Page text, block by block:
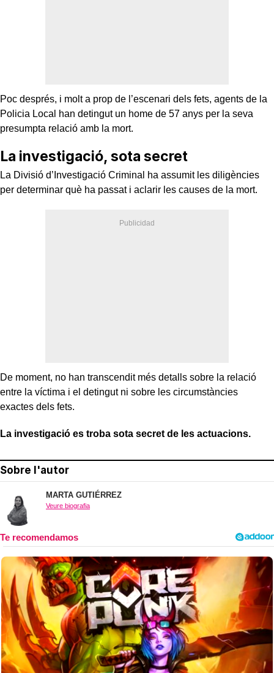
Poc després, i molt a prop de l’escenari dels fets, agents de la
Policia Local han detingut un home de 57 anys per la seva
presumpta relació amb la mort.
La investigació, sota secret
La Divisió d’Investigació Criminal ha assumit les diligències
per determinar què ha passat i aclarir les causes de la mort.
De moment, no han transcendit més detalls sobre la relació
entre la víctima i el detingut ni sobre les circumstàncies
exactes dels fets.
La investigació es troba sota secret de les actuacions.
Sobre l'autor
MARTA GUTIÉRREZ
Veure biografia